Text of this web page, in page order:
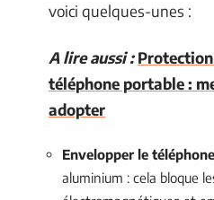
voici quelques-unes :
A lire aussi :
téléphone portable :
adopter
Envelopper le téléphone
aluminium : cela bloque